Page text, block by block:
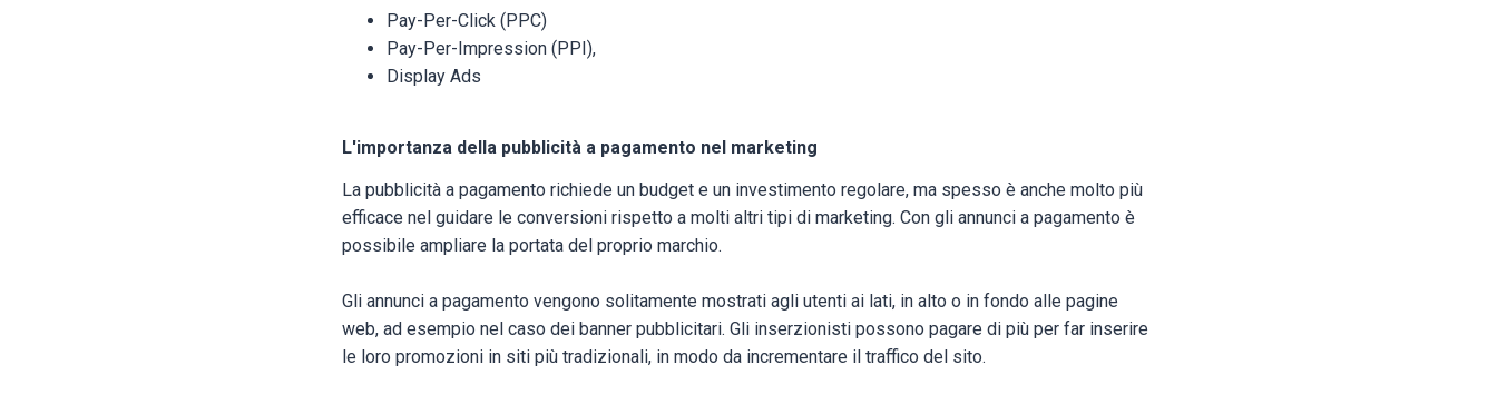
Pay-Per-Click (PPC)
Pay-Per-Impression (PPI),
Display Ads
L'importanza della pubblicità a pagamento nel marketing
La pubblicità a pagamento richiede un budget e un investimento regolare, ma spesso è anche molto più
efficace nel guidare le conversioni rispetto a molti altri tipi di marketing. Con gli annunci a pagamento è
possibile ampliare la portata del proprio marchio.
Gli annunci a pagamento vengono solitamente mostrati agli utenti ai lati, in alto o in fondo alle pagine
web, ad esempio nel caso dei banner pubblicitari. Gli inserzionisti possono pagare di più per far inserire
le loro promozioni in siti più tradizionali, in modo da incrementare il traffico del sito.